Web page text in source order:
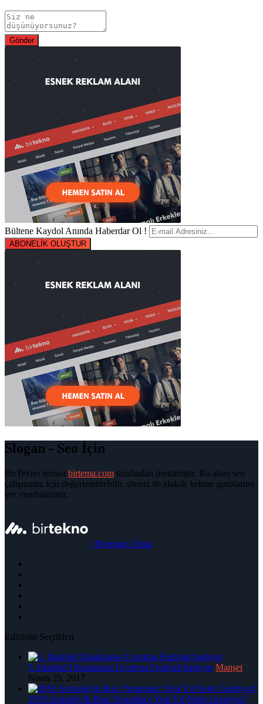
Bültene Kaydol Anında Haberdar Ol !
ABONELİK OLUŞTUR
Slogan - Seo İçin
BirTekno teması birtema.com tarafından üretilmiştir. Bu alanı seo
çalışmanız için değerlendirebilir, siteniz ile alakalı kelime gruplarına
yer verebilirsiniz.
| Premium Tema
Editörün Seçtikleri
5. İstanbul Uluslararası Uçurtma Festivali başlıyor Manşet
Nisan 25, 2017
2019 Astroloji & Burç Yorumları: Yeni Yıl Neler Getiriyor?